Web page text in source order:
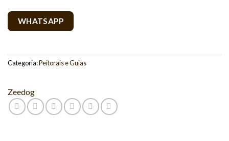
WHATSAPP
Categoria:Peitorais e Guias
Zeedog